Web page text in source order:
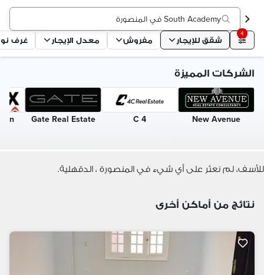
South Academy في المنصورة
4
شقق للإيجار مفروش معدل الإيجار غرف
الشركات المميزة
New Avenue
4 C
Gate Real Estate
للأسف، لم نعثر على أي شيء في المنصورة ، الدقهلية.
نتائج من أماكن أخرى